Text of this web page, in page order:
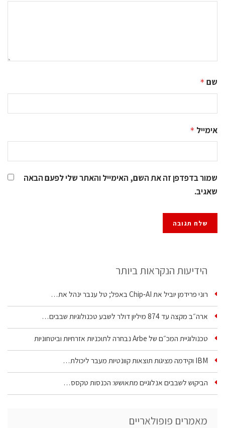
שם *
אימייל *
שמור בדפדפן זה את השם, האימייל והאתר שלי לפעם הבאה
שאגיב.
הידיעות הנקראות ביותר
רוני פרידמן יוביל את Chip‑AI באפל; טל ענבר ינהל את…
ארה״ב מקצה עד 874 מיליון דולר לשבע טכנולוגיות שבבים…
טכנולוגיית המכ״ם של Arbe נבחרה לתוכניות אזרחיות וביטחוניות
IBM וקידמה מציגות תוצאות קוונטיות מעבר ליכולת…
הביקוש לשבבים אנלוגיים מתאושש: הכנסות טקסס…
מאמרים פופולאריים